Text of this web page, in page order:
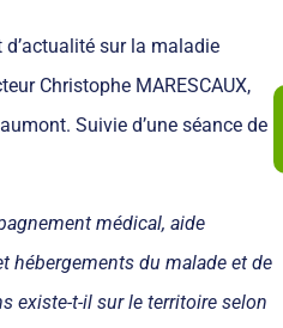
sur la maladie
Christophe MARESCAUX,
Suivie d’une séance de
médical, aide
hébergements du malade et de
existe-t-il sur le territoire selon